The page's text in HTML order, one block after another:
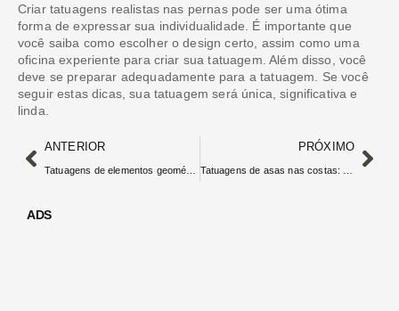
Criar tatuagens realistas nas pernas pode ser uma ótima
forma de expressar sua individualidade. É importante que
você saiba como escolher o design certo, assim como uma
oficina experiente para criar sua tatuagem. Além disso, você
deve se preparar adequadamente para a tatuagem. Se você
seguir estas dicas, sua tatuagem será única, significativa e
linda.
ANTERIOR PRÓXIMO
ADS